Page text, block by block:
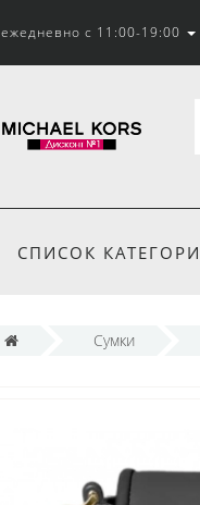
ежедневно с 11:00-19:00
СПИСОК
Сумки